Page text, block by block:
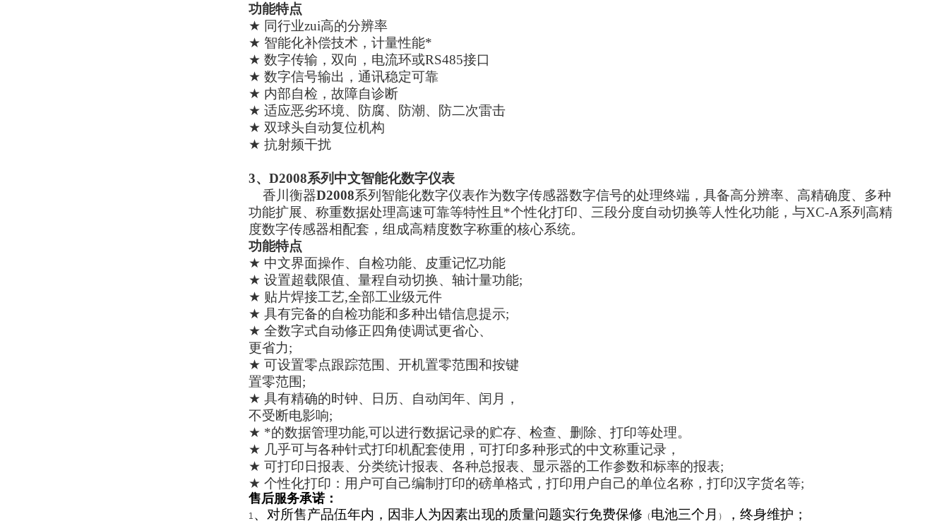
功能特点
★ 同行业zui高的分辨率
★ 智能化补偿技术，计量性能*
★ 数字传输，双向，电流环或RS485接口
★ 数字信号输出，通讯稳定可靠
★ 内部自检，故障自诊断
★ 适应恶劣环境、防腐、防潮、防二次雷击
★ 双球头自动复位机构
★ 抗射频干扰
3、 D2008系列中文智能化数字仪表
香川衡器D2008系列智能化数字仪表作为数字传感器数字信号的处理终端，具备高分辨率、高精确度、多种
功能扩展、称重数据处理高速可靠等特性且*个性化打印、三段分度自动切换等人性化功能，与XC-A系列高精
度数字传感器相配套，组成高精度数字称重的核心系统。
功能特点
★ 中文界面操作、自检功能、皮重记忆功能
★ 设置超载限值、量程自动切换、轴计量功能;
★ 贴片焊接工艺,全部工业级元件
★ 具有完备的自检功能和多种出错信息提示;
★ 全数字式自动修正四角使调试更省心、
更省力;
★ 可设置零点跟踪范围、开机置零范围和按键
置零范围;
★ 具有精确的时钟、日历、自动闰年、闰月，
不受断电影响;
★ *的数据管理功能,可以进行数据记录的贮存、检查、删除、打印等处理。
★ 几乎可与各种针式打印机配套使用，可打印多种形式的中文称重记录，
★ 可打印日报表、分类统计报表、各种总报表、显示器的工作参数和标率的报表;
★ 个性化打印：用户可自己编制打印的磅单格式，打印用户自己的单位名称，打印汉字货名等;
售后服务承诺：
1 、对所售产品伍年内，因非人为因素出现的质量问题实行免费保修 （ 电池三个月 ） ，终身维护；